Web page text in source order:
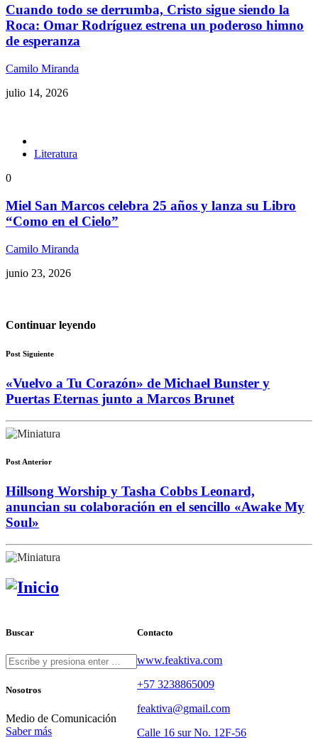
Cuando todo se derrumba, Cristo sigue siendo la
Roca: Omar Rodríguez estrena un poderoso himno
de esperanza
Camilo Miranda
julio 14, 2026
Literatura
0
Miel San Marcos celebra 25 años y lanza su Libro
“Como en el Cielo”
Camilo Miranda
junio 23, 2026
Continuar leyendo
Post Siguiente
«Vuelvo a Tu Corazón» de Michael Bunster y
Puertas Eternas junto a Marcos Brunet
Post Anterior
Hillsong Worship y Tasha Cobbs Leonard,
anuncian su colaboración en el sencillo «Awake My
Soul»
Buscar Contacto
www.feaktiva.com
+57 3238865009
feaktiva@gmail.com
Calle 16 sur No. 12F-56
Nosotros
Medio de Comunicación
Saber más